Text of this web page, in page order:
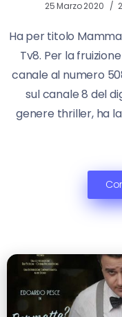
25 Marzo 2020
Ha per titolo
Tv8. Per la
canale al numero
sul canale 8 del
genere thriller, ha